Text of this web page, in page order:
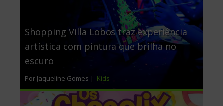
Shopping Villa Lobos traz experiência
artística com pintura que brilha no
escuro
Por Jaqueline Gomes | Kids